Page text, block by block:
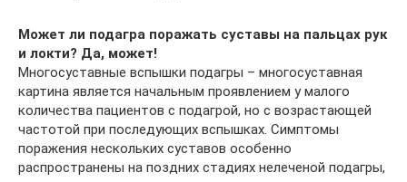
Может ли подагра поражать суставы на пальцах рук
и локти? Да, может!
Многосуставные вспышки подагры – многосуставная
картина является начальным проявлением у малого
количества пациентов с подагрой, но с возрастающей
частотой при последующих вспышках. Симптомы
поражения нескольких суставов особенно
распространены на поздних стадиях нелеченой подагры,